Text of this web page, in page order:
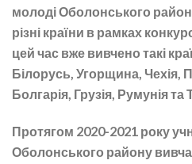
молоді Оболонського
різні країни в рамках
цей час вже вивчено такі
Білорусь, Угорщина, Чехія,
Болгарія, Грузія, Румунія та
Протягом 2020-2021 року
Оболонського району